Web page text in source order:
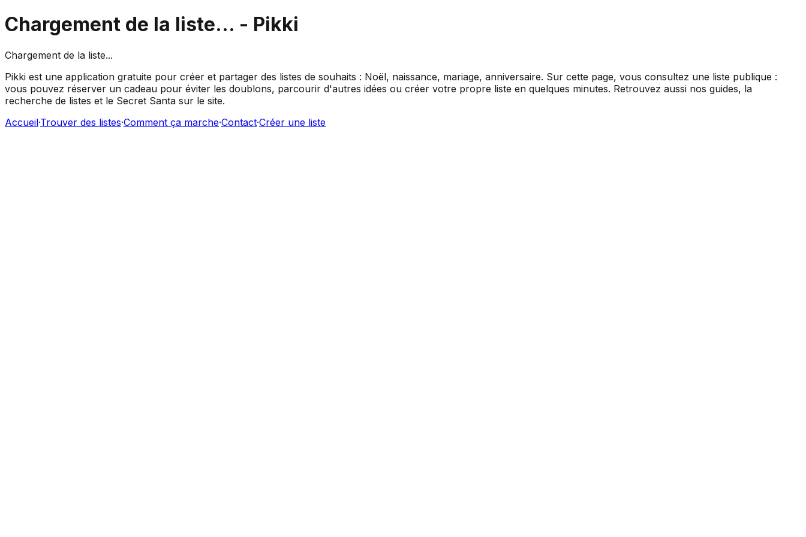
Chargement de la liste... - Pikki
Chargement de la liste...
Pikki est une application gratuite pour créer et partager des listes de souhaits : Noël, naissance, mariage, anniversaire. Sur cette page, vous consultez une liste publique :
vous pouvez réserver un cadeau pour éviter les doublons, parcourir d'autres idées ou créer votre propre liste en quelques minutes. Retrouvez aussi nos guides, la
recherche de listes et le Secret Santa sur le site.
Accueil·Trouver des listes·Comment ça marche·Contact·Créer une liste